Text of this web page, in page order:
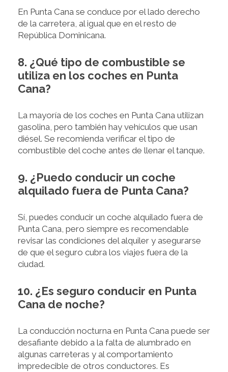
En Punta Cana se conduce por el lado derecho
de la carretera, al igual que en el resto de
República Dominicana.
8. ¿Qué tipo de combustible se
utiliza en los coches en Punta
Cana?
La mayoría de los coches en Punta Cana utilizan
gasolina, pero también hay vehículos que usan
diésel. Se recomienda verificar el tipo de
combustible del coche antes de llenar el tanque.
9. ¿Puedo conducir un coche
alquilado fuera de Punta Cana?
Sí, puedes conducir un coche alquilado fuera de
Punta Cana, pero siempre es recomendable
revisar las condiciones del alquiler y asegurarse
de que el seguro cubra los viajes fuera de la
ciudad.
10. ¿Es seguro conducir en Punta
Cana de noche?
La conducción nocturna en Punta Cana puede ser
desafiante debido a la falta de alumbrado en
algunas carreteras y al comportamiento
impredecible de otros conductores. Es